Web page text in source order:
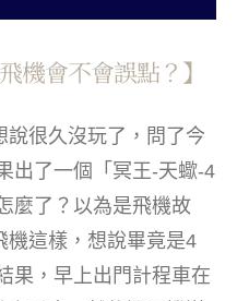
機會不會誤點？】
說很久沒玩了，問了今
出了一個「冥王-天蠍-4
麼了？以為是飛機故
機這樣，想說畢竟是4
果，早上出門計程車在